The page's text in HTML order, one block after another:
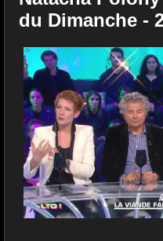
du Dimanche -